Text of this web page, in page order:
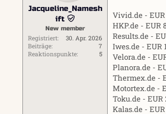
m
Jacqueline_Namesh
ift
New member
Registriert
30. Apr. 2026
Beiträge
7
Reaktionspunkte
5
Vivid.de - EUR
HKP.de - EUR
Results.de -
Iwes.de - EUR
Velora.de -
Planora.de -
Thermex.de -
Motortex.de -
Toku.de - EUR
Kalas.de - EUR